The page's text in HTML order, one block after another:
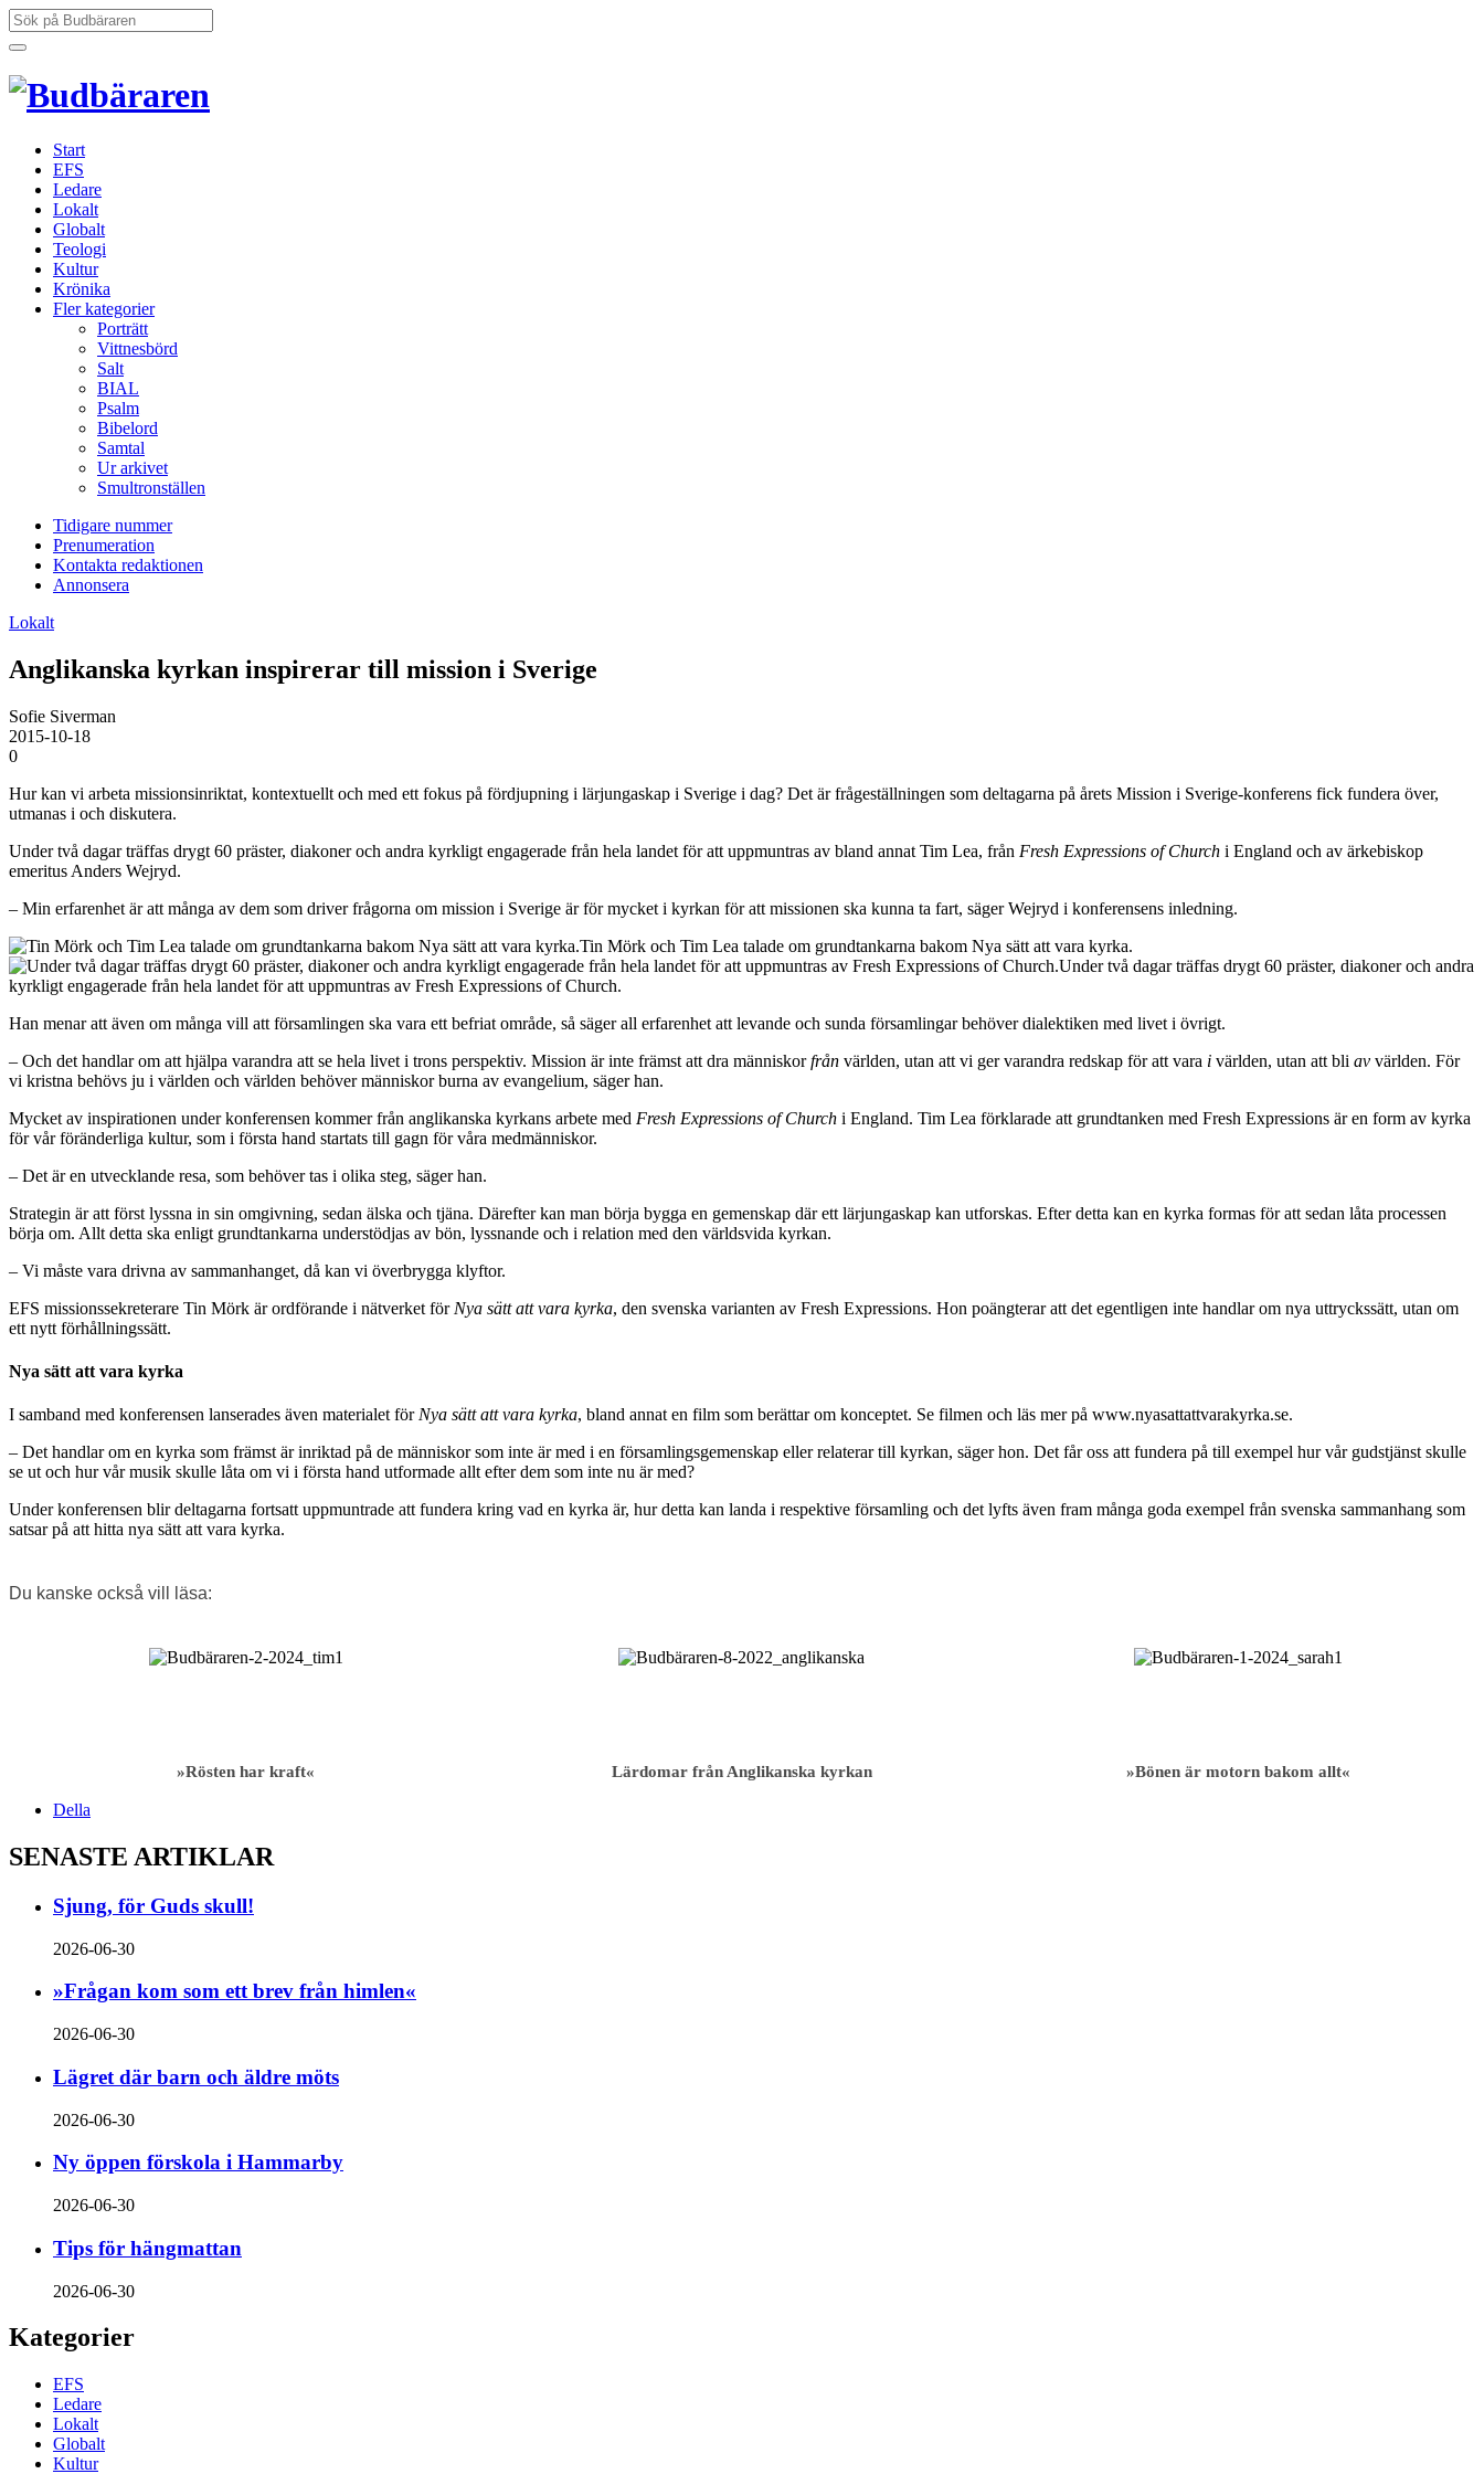
Hoppa
till
innehåll
Sök
efter:
Start
EFS
Ledare
Lokalt
Globalt
Teologi
Kultur
Krönika
Fler kategorier
Porträtt
Vittnesbörd
Salt
BIAL
Psalm
Bibelord
Samtal
Ur arkivet
Smultronställen
Tidigare nummer
Prenumeration
Kontakta redaktionen
Annonsera
Lokalt
Anglikanska kyrkan inspirerar till mission i Sverige
Sofie Siverman
2015-10-18
0
Hur kan vi arbeta missionsinriktat, kontextuellt och med ett fokus på fördjupning i lärjungaskap i Sverige i dag? Det är frågeställningen som deltagarna på årets Mission i Sverige-konferens fick fundera över,
utmanas i och diskutera.
Under två dagar träffas drygt 60 präster, diakoner och andra kyrkligt engagerade från hela landet för att uppmuntras av bland annat Tim Lea, från Fresh Expressions of Church i England och av ärkebiskop
emeritus Anders Wejryd.
– Min erfarenhet är att många av dem som driver frågorna om mission i Sverige är för mycket i kyrkan för att missionen ska kunna ta fart, säger Wejryd i konferensens inledning.
Tin Mörk och Tim Lea talade om grundtankarna bakom Nya sätt att vara kyrka.
Under två dagar träffas drygt 60 präster, diakoner och andra
kyrkligt engagerade från hela landet för att uppmuntras av Fresh Expressions of Church.
Han menar att även om många vill att församlingen ska vara ett befriat område, så säger all erfarenhet att levande och sunda församlingar behöver dialektiken med livet i övrigt.
– Och det handlar om att hjälpa varandra att se hela livet i trons perspektiv. Mission är inte främst att dra människorfrån världen, utan att vi ger varandra redskap för att vara i världen, utan att bli av världen. För
vi kristna behövs ju i världen och världen behöver människor burna av evangelium, säger han.
Mycket av inspirationen under konferensen kommer från anglikanska kyrkans arbete med Fresh Expressions of Church i England. Tim Lea förklarade att grundtanken med Fresh Expressions är en form av kyrka
för vår föränderliga kultur, som i första hand startats till gagn för våra medmänniskor.
– Det är en utvecklande resa, som behöver tas i olika steg, säger han.
Strategin är att först lyssna in sin omgivning, sedan älska och tjäna. Därefter kan man börja bygga en gemenskap där ett lärjungaskap kan utforskas. Efter detta kan en kyrka formas för att sedan låta processen
börja om. Allt detta ska enligt grundtankarna understödjas av bön, lyssnande och i relation med den världsvida kyrkan.
– Vi måste vara drivna av sammanhanget, då kan vi överbrygga klyftor.
EFS missionssekreterare Tin Mörk är ordförande i nätverket för Nya sätt att vara kyrka, den svenska varianten av Fresh Expressions. Hon poängterar att det egentligen inte handlar om nya uttryckssätt, utan om
ett nytt förhållningssätt.
Nya sätt att vara kyrka
I samband med konferensen lanserades även materialet för Nya sätt att vara kyrka, bland annat en film som berättar om konceptet. Se filmen och läs mer på www.nyasattattvarakyrka.se.
– Det handlar om en kyrka som främst är inriktad på de människor som inte är med i en församlingsgemenskap eller relaterar till kyrkan, säger hon. Det får oss att fundera på till exempel hur vår gudstjänst skulle
se ut och hur vår musik skulle låta om vi i första hand utformade allt efter dem som inte nu är med?
Under konferensen blir deltagarna fortsatt uppmuntrade att fundera kring vad en kyrka är, hur detta kan landa i respektive församling och det lyfts även fram många goda exempel från svenska sammanhang som
satsar på att hitta nya sätt att vara kyrka.
Du kanske också vill läsa:
»Rösten har kraft« Lärdomar från Anglikanska kyrkan »Bönen är motorn bakom allt«
Della
SENASTE ARTIKLAR
Sjung, för Guds skull!
2026-06-30
»Frågan kom som ett brev från himlen«
2026-06-30
Lägret där barn och äldre möts
2026-06-30
Ny öppen förskola i Hammarby
2026-06-30
Tips för hängmattan
2026-06-30
Kategorier
EFS
Ledare
Lokalt
Globalt
Kultur